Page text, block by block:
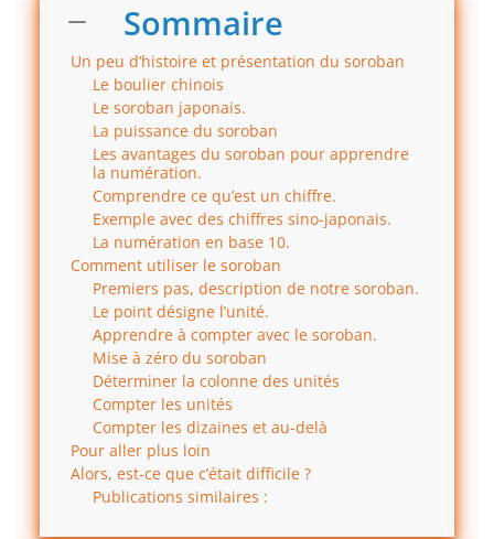
Sommaire
Un peu d’histoire et présentation du soroban
Le boulier chinois
Le soroban japonais.
La puissance du soroban
Les avantages du soroban pour apprendre
la numération.
Comprendre ce qu’est un chiffre.
Exemple avec des chiffres sino-japonais.
La numération en base 10.
Comment utiliser le soroban
Premiers pas, description de notre soroban.
Le point désigne l’unité.
Apprendre à compter avec le soroban.
Mise à zéro du soroban
Déterminer la colonne des unités
Compter les unités
Compter les dizaines et au-delà
Pour aller plus loin
Alors, est-ce que c’était difficile ?
Publications similaires :